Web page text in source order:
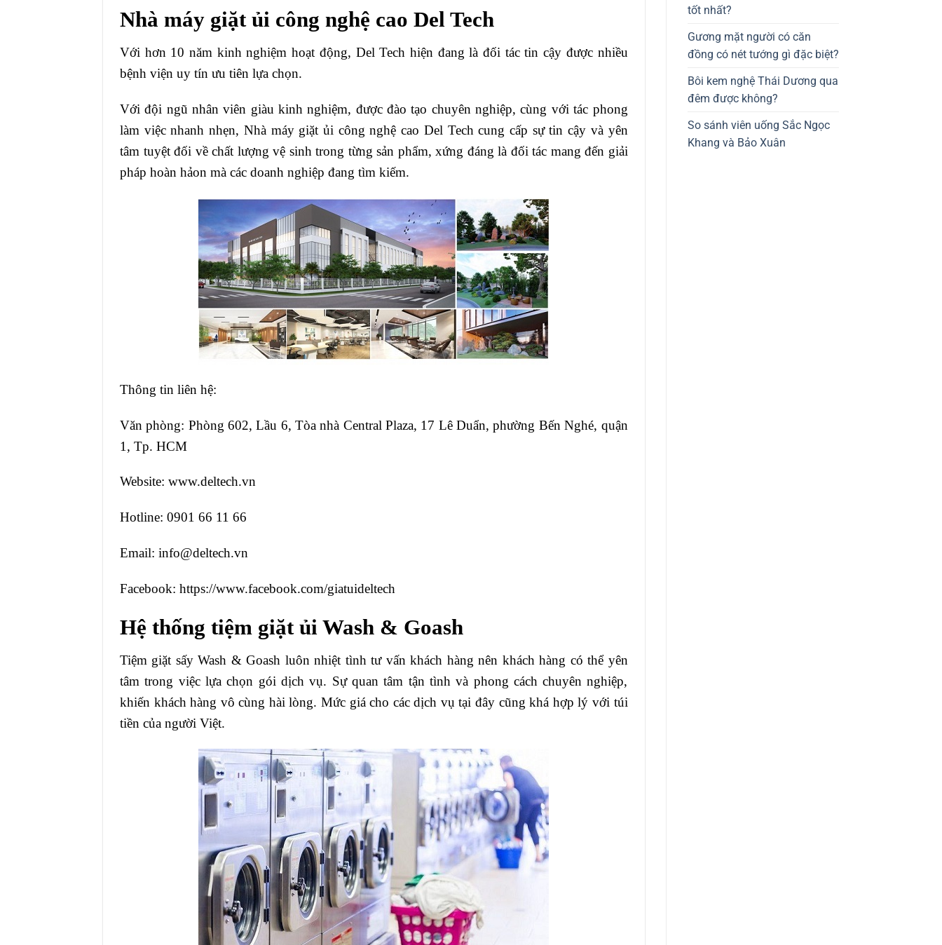
Nhà máy giặt ủi công nghệ cao Del Tech
Với hơn 10 năm kinh nghiệm hoạt động, Del Tech hiện đang là đối tác tin cậy được nhiều
bệnh viện uy tín ưu tiên lựa chọn.
Với đội ngũ nhân viên giàu kinh nghiệm, được đào tạo chuyên nghiệp, cùng với tác phong
làm việc nhanh nhẹn, Nhà máy giặt ủi công nghệ cao Del Tech cung cấp sự tin cậy và yên
tâm tuyệt đối về chất lượng vệ sinh trong từng sản phẩm, xứng đáng là đối tác mang đến giải
pháp hoàn hảon mà các doanh nghiệp đang tìm kiếm.
Thông tin liên hệ:
Văn phòng: Phòng 602, Lầu 6, Tòa nhà Central Plaza, 17 Lê Duẩn, phường Bến Nghé, quận
1, Tp. HCM
Website: www.deltech.vn
Hotline: 0901 66 11 66
Email: info@deltech.vn
Facebook: https://www.facebook.com/giatuideltech
Hệ thống tiệm giặt ủi Wash & Goash
Tiệm giặt sấy Wash & Goash luôn nhiệt tình tư vấn khách hàng nên khách hàng có thể yên
tâm trong việc lựa chọn gói dịch vụ. Sự quan tâm tận tình và phong cách chuyên nghiệp,
khiến khách hàng vô cùng hài lòng. Mức giá cho các dịch vụ tại đây cũng khá hợp lý với túi
tiền của người Việt.
tốt nhất?
Gương mặt người có căn
đồng có nét tướng gì đặc biệt?
Bôi kem nghệ Thái Dương qua
đêm được không?
So sánh viên uống Sắc Ngọc
Khang và Bảo Xuân